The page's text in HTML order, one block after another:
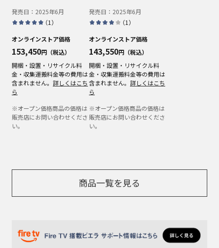
発売日： 2025年6月
（1 ）
オンラインストア価格
153,450円（税込）
開梱・設置・リサイクル料
金・収集運搬料金等の費用は
含まれません。 詳しくはこち
ら
※オープン価格商品の価格は
販売店にお問い合わせくださ
い。
発売日： 2025年6月
（1 ）
オンラインストア価格
143,550円（税込）
開梱・設置・リサイクル料
金・収集運搬料金等の費用は
含まれません。 詳しくはこち
ら
※オープン価格商品の価格は
販売店にお問い合わせくださ
い。
商品一覧を見る